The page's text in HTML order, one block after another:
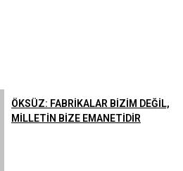
ÖKSÜZ: FABRİKALAR BİZİM DEĞİL,
MİLLETİN BİZE EMANETİDİR